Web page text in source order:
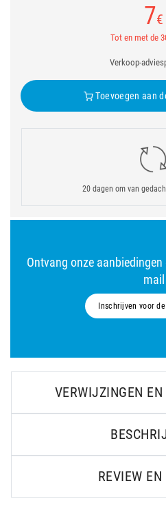
7€
Tot en met de
Verkoop-
Toevoegen aan
20 dagen om van
Ontvang onze
mail
Inschrijven voor
VERWIJZINGEN
REVIEW